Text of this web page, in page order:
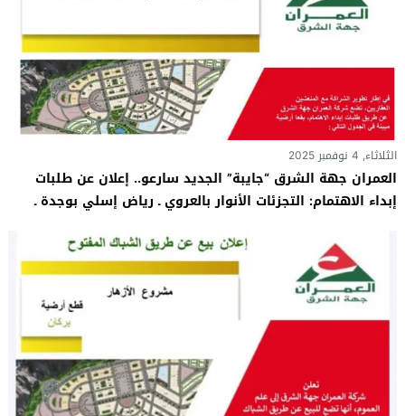
الثلاثاء, 4 نوفمبر 2025
العمران جهة الشرق “جايبة” الجديد سارعو.. إعلان عن طلبات
إبداء الاهتمام: التجزئات الأنوار بالعروي ـ رياض إسلي بوجدة ـ